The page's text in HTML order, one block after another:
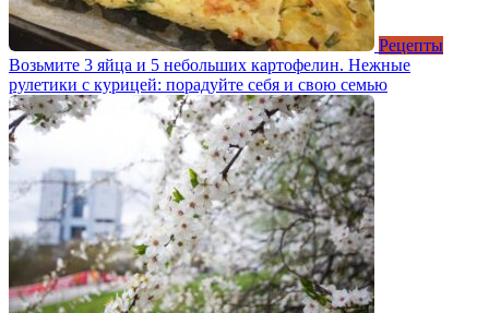
Рецепты
Возьмите 3 яйца и 5 небольших картофелин. Нежные
рулетики с курицей: порадуйте себя и свою семью